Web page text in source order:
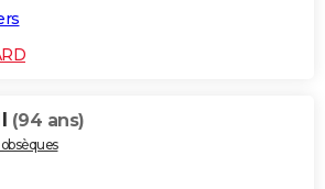
(94 ans)